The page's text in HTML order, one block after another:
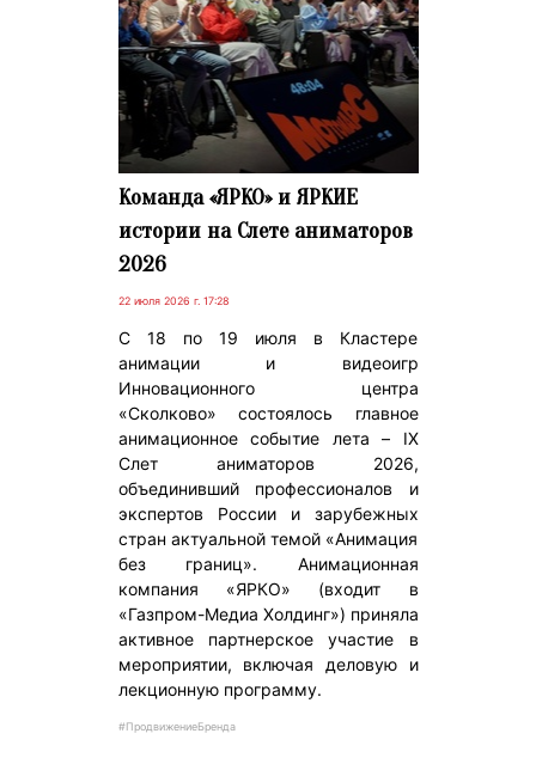
Команда «ЯРКО» и ЯРКИЕ
истории на Слете аниматоров
2026
22 июля 2026 г. 17:28
С 18 по 19 июля в Кластере
анимации и видеоигр
Инновационного центра
«Сколково» состоялось главное
анимационное событие лета – IX
Слет аниматоров 2026,
объединивший профессионалов и
экспертов России и зарубежных
стран актуальной темой «Анимация
без границ». Анимационная
компания «ЯРКО» (входит в
«Газпром-Медиа Холдинг») приняла
активное партнерское участие в
мероприятии, включая деловую и
лекционную программу.
#ПродвижениеБренда